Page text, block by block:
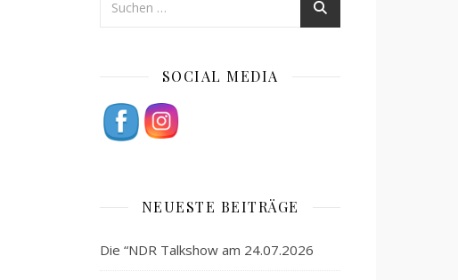
SOCIAL MEDIA
NEUESTE BEITRÄGE
Die “NDR Talkshow am 24.07.2026